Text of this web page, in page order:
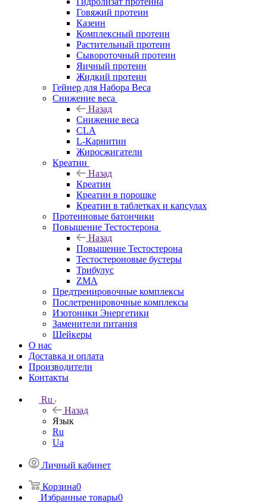
Говяжий протеин
Казеин
Комплексный протеин
Растительный протеин
Сывороточный протеин
Яичный протеин
Жидкий протеин
Гейнер для Набора Веса
Снижение веса
Назад
Снижение веса
CLA
L-Карнитин
Жиросжигатели
Креатин
Назад
Креатин
Креатин в порошке
Креатин в таблетках и капсулах
Протеиновые батончики
Повышение Тестостерона
Назад
Повышение Тестостерона
Тестостероновые бустеры
Трибулус
ZMA
Предтренировочные комплексы
Послетренировочные комплексы
Изотоники Энергетики
Заменители питания
Шейкеры
О нас
Доставка и оплата
Производители
Контакты
Ru
Назад
Язык
Ru
Ua
Личный кабинет
Корзина0
Избранные товары0